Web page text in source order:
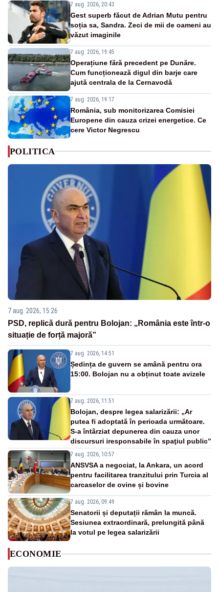
7 aug. 2026, 20:43
Gest superb făcut de Adrian Mutu pentru
soția sa, Sandra. Zeci de mii de oameni au
văzut imaginile
7 aug. 2026, 19:45
Operațiune fără precedent pe Dunăre.
Cum funcționează digul din barje care
ajută centrala de la Cernavodă
7 aug. 2026, 19:17
România, sub monitorizarea Comisiei
Europene din cauza crizei energetice. Ce
cere Victor Negrescu
POLITICA
7 aug. 2026, 15:26
PSD, replică dură pentru Bolojan: „România este într-o
situație de forță majoră”
7 aug. 2026, 14:51
Ședința de guvern se amână pentru ora
15:00. Bolojan nu a obținut toate avizele
7 aug. 2026, 11:51
Bolojan, despre legea salarizării: „Ar
putea fi adoptată în perioada următoare.
S-a întârziat depunerea din cauza unor
discursuri iresponsabile în spaţiul public”
7 aug. 2026, 10:57
ANSVSA a negociat, la Ankara, un acord
pentru facilitarea tranzitului prin Turcia al
carcaselor de ovine și bovine
7 aug. 2026, 09:49
Senatorii și deputații rămân la muncă.
Sesiunea extraordinară, prelungită până
la votul pe legea salarizării
ECONOMIE